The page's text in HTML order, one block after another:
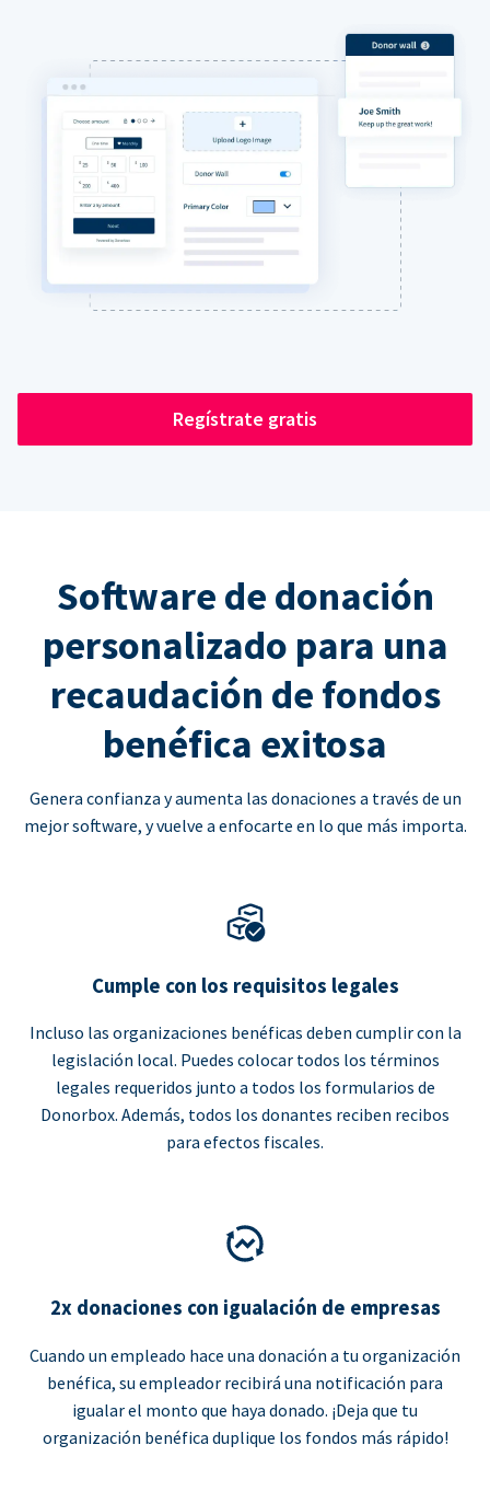
Regístrate gratis
Software de donación
personalizado para una
recaudación de fondos
benéfica exitosa
Genera confianza y aumenta las donaciones a través de un
mejor software, y vuelve a enfocarte en lo que más importa.
Cumple con los requisitos legales
Incluso las organizaciones benéficas deben cumplir con la
legislación local. Puedes colocar todos los términos
legales requeridos junto a todos los formularios de
Donorbox. Además, todos los donantes reciben recibos
para efectos fiscales.
2x donaciones con igualación de empresas
Cuando un empleado hace una donación a tu organización
benéfica, su empleador recibirá una notificación para
igualar el monto que haya donado. ¡Deja que tu
organización benéfica duplique los fondos más rápido!